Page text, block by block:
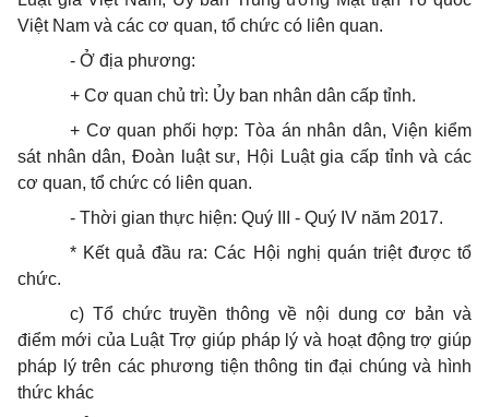
Việt Nam và các cơ quan, tổ chức có liên quan.
- Ở địa phương:
+ Cơ quan chủ trì: Ủy ban nhân dân cấp tỉnh.
+ Cơ quan phối hợp: Tòa án nhân dân, Viện kiểm
sát nhân dân, Đoàn luật sư, Hội Luật gia cấp tỉnh và các
cơ quan, tổ chức có liên quan.
- Thời gian thực hiện: Quý III - Quý IV năm 2017.
* Kết quả đầu ra: Các Hội nghị quán triệt được tổ
chức.
c) Tổ chức truyền thông về nội dung cơ bản và
điểm mới của Luật Trợ giúp pháp lý và hoạt động trợ giúp
pháp lý trên các phương tiện thông tin đại chúng và hình
thức khác